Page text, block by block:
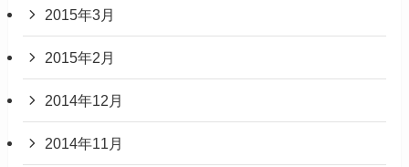
2015年3月
2015年2月
2014年12月
2014年11月